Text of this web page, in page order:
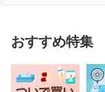
おすすめ特集